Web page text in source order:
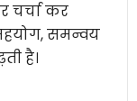
चर्चा कर
समन्वय
है।